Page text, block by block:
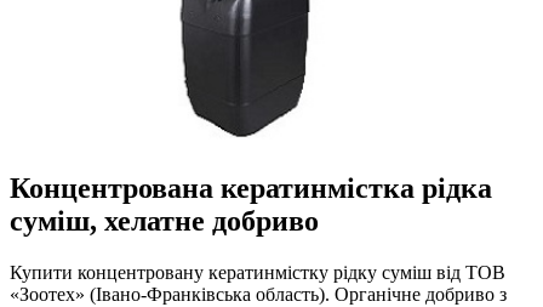
Концентрована кератинмістка рідка
суміш, хелатне добриво
Купити концентровану кератинмістку рідку суміш від ТОВ
«Зоотех» (Івано-Франківська область). Органічне добриво з